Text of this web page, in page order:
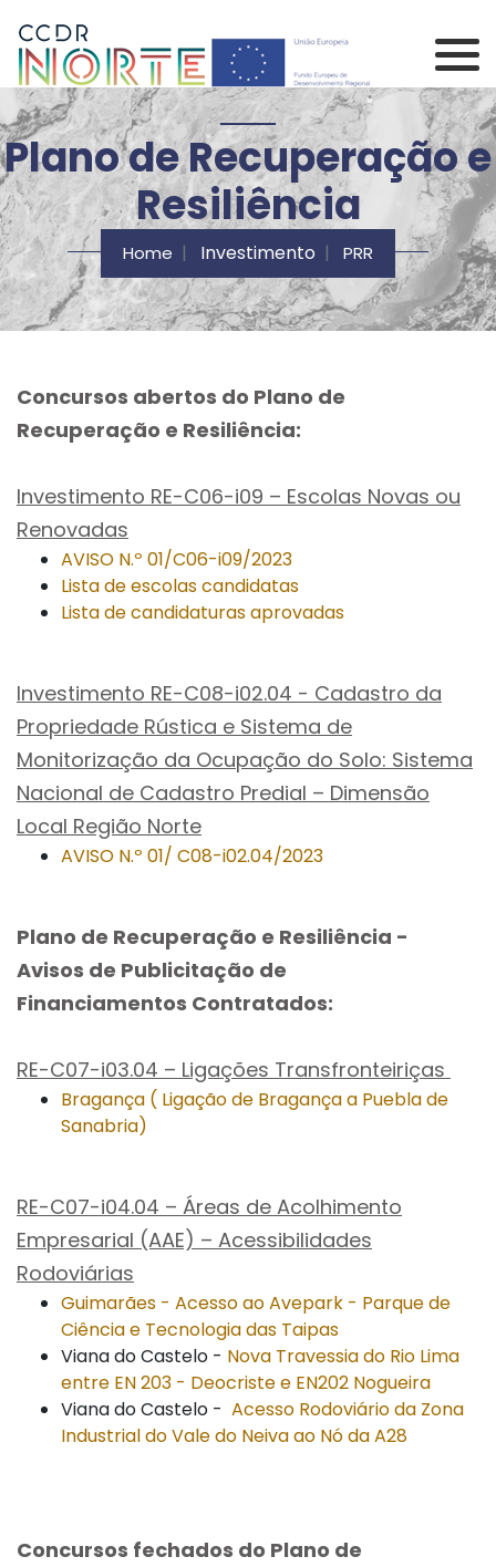
Comissão de
Plano de Recuperação e
Resiliência
Home Investimento PRR
Concursos abertos do Plano de
Recuperação e Resiliência:
Investimento RE-C06-i09 – Escolas Novas ou
Renovadas
AVISO N.º 01/C06-i09/2023
Lista de escolas candidatas
Lista de candidaturas aprovadas
Investimento RE-C08-i02.04 - Cadastro da
Propriedade Rústica e Sistema de
Monitorização da Ocupação do Solo: Sistema
Nacional de Cadastro Predial – Dimensão
Local Região Norte
AVISO N.º 01/ C08-i02.04/2023
Plano de Recuperação e Resiliência -
Avisos de Publicitação de
Financiamentos Contratados:
RE-C07-i03.04 – Ligações Transfronteiriças
Bragança ( Ligação de Bragança a Puebla de
Sanabria)
RE-C07-i04.04 – Áreas de Acolhimento
Empresarial (AAE) – Acessibilidades
Rodoviárias
Guimarães - Acesso ao Avepark - Parque de
Ciência e Tecnologia das Taipas
Viana do Castelo - Nova Travessia do Rio Lima
entre EN 203 - Deocriste e EN202 Nogueira
Viana do Castelo - Acesso Rodoviário da Zona
Industrial do Vale do Neiva ao Nó da A28
Concursos fechados do Plano de